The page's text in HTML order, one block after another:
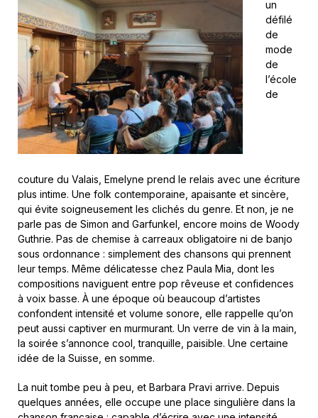
un
défilé
de
mode
de
l’école
de
couture du Valais, Emelyne prend le relais avec une écriture
plus intime. Une folk contemporaine, apaisante et sincère,
qui évite soigneusement les clichés du genre. Et non, je ne
parle pas de Simon and Garfunkel, encore moins de Woody
Guthrie. Pas de chemise à carreaux obligatoire ni de banjo
sous ordonnance : simplement des chansons qui prennent
leur temps. Même délicatesse chez Paula Mia, dont les
compositions naviguent entre pop rêveuse et confidences
à voix basse. À une époque où beaucoup d’artistes
confondent intensité et volume sonore, elle rappelle qu’on
peut aussi captiver en murmurant. Un verre de vin à la main,
la soirée s’annonce cool, tranquille, paisible. Une certaine
idée de la Suisse, en somme.
La nuit tombe peu à peu, et Barbara Pravi arrive. Depuis
quelques années, elle occupe une place singulière dans la